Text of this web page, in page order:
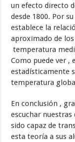
un efecto directo
desde 1800. Por
establece la
aproximado de
temperatura
Como puede ver ,
estadísticamente
temperatura
En conclusión ,
escuchar
sido capaz de
esta teoría a sus